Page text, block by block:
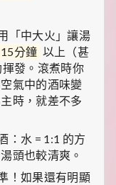
「中大火」讓湯
分鐘 以上（甚
發。滾煮時你
氣中的酒味變
時，就差不多
：水 = 1:1 的方
頭也較清爽。
！如果還有明顯